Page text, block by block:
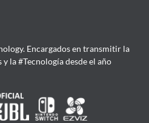
Encargados en transmitir la
la #Tecnología desde el año